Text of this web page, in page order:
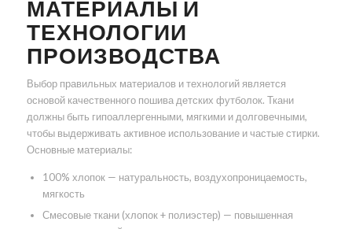
МАТЕРИАЛЫ И
ТЕХНОЛОГИИ
ПРОИЗВОДСТВА
Выбор правильных материалов и технологий является
основой качественного пошива детских футболок. Ткани
должны быть гипоаллергенными, мягкими и долговечными,
чтобы выдерживать активное использование и частые стирки.
Основные материалы:
100% хлопок — натуральность, воздухопроницаемость,
мягкость
Смесовые ткани (хлопок + полиэстер) — повышенная